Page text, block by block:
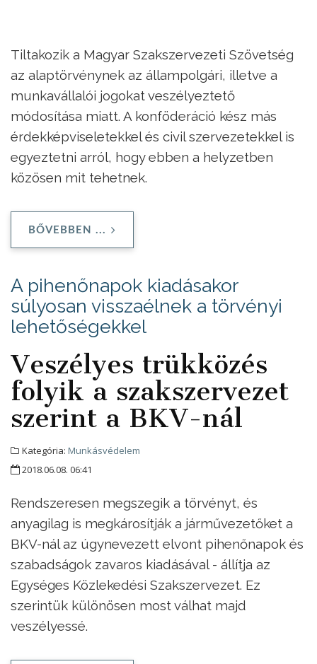
Tiltakozik a Magyar Szakszervezeti Szövetség
az alaptörvénynek az állampolgári, illetve a
munkavállalói jogokat veszélyeztető
módosítása miatt. A konföderáció kész más
érdekképviseletekkel és civil szervezetekkel is
egyeztetni arról, hogy ebben a helyzetben
közösen mit tehetnek.
BŐVEBBEN ...
A pihenőnapok kiadásakor
súlyosan visszaélnek a törvényi
lehetőségekkel
Veszélyes trükközés
folyik a szakszervezet
szerint a BKV-nál
Kategória: Munkásvédelem
2018.06.08. 06:41
Rendszeresen megszegik a törvényt, és
anyagilag is megkárosítják a járművezetőket a
BKV-nál az úgynevezett elvont pihenőnapok és
szabadságok zavaros kiadásával - állítja az
Egységes Közlekedési Szakszervezet. Ez
szerintük különösen most válhat majd
veszélyessé.